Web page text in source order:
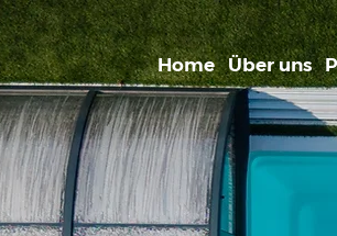
Home Über uns